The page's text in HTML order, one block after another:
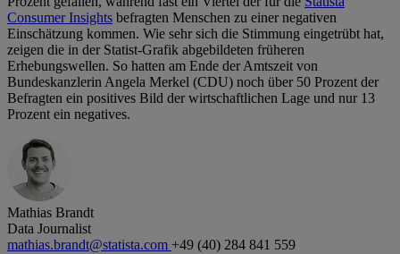
Consumer Insights befragten Menschen zu einer negativen
Einschätzung kommen. Wie sehr sich die Stimmung eingetrübt hat,
zeigen die in der Statist-Grafik abgebildeten früheren
Erhebungswellen. So hatten am Ende der Amtszeit von
Bundeskanzlerin Angela Merkel (CDU) noch über 50 Prozent der
Befragten ein positives Bild der wirtschaftlichen Lage und nur 13
Prozent ein negatives.
Mathias Brandt
Data Journalist
mathias.brandt@statista.com +49 (40) 284 841 559